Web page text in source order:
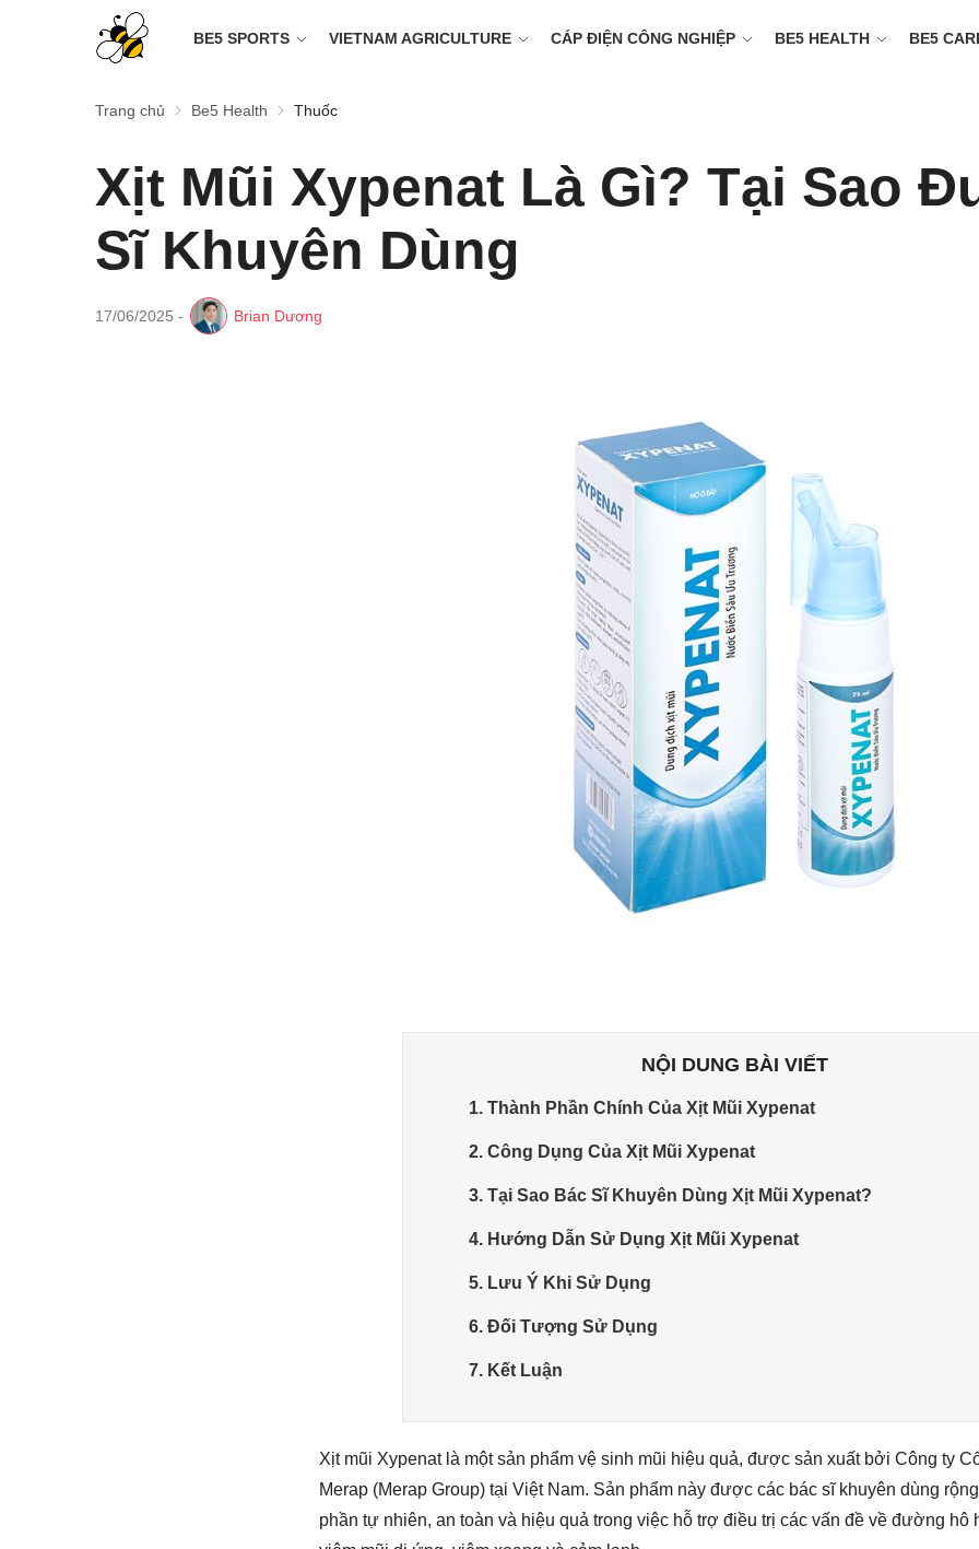
BE5 SPORTS VIETNAM AGRICULTURE CÁP ĐIỆN CÔNG NGHIỆP BE5 HEALTH BE5
Trang chủ Be5 Health Thuốc
Xịt Mũi Xypenat Là Gì? Tại Sao
Sĩ Khuyên Dùng
17/06/2025 - Brian Dương
NỘI DUNG BÀI VIẾT
1. Thành Phần Chính Của Xịt Mũi Xypenat
2. Công Dụng Của Xịt Mũi Xypenat
3. Tại Sao Bác Sĩ Khuyên Dùng Xịt Mũi Xypenat?
4. Hướng Dẫn Sử Dụng Xịt Mũi Xypenat
5. Lưu Ý Khi Sử Dụng
6. Đối Tượng Sử Dụng
7. Kết Luận
Xịt mũi Xypenat là một sản phẩm vệ sinh mũi hiệu quả, được sản xuất bởi Công ty
Merap (Merap Group) tại Việt Nam. Sản phẩm này được các bác sĩ khuyên dùng
phần tự nhiên, an toàn và hiệu quả trong việc hỗ trợ điều trị các vấn đề về đường hô